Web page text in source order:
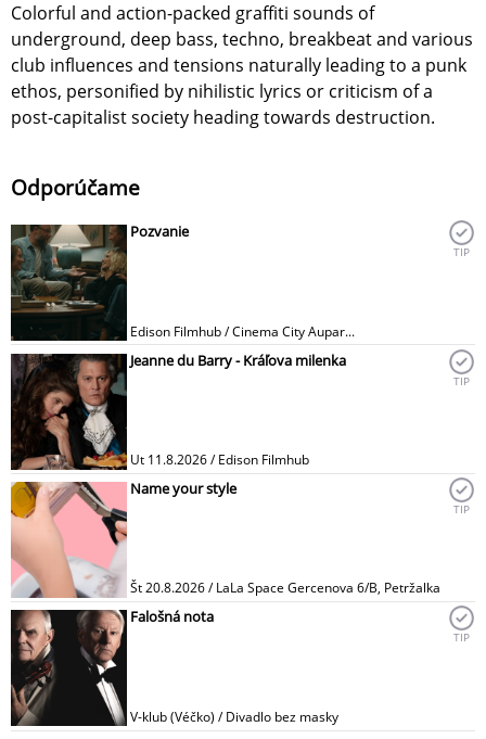
Colorful and action-packed graffiti sounds of
underground, deep bass, techno, breakbeat and various
club influences and tensions naturally leading to a punk
ethos, personified by nihilistic lyrics or criticism of a
post-capitalist society heading towards destruction.
Odporúčame
Pozvanie
Edison Filmhub / Cinema City Aupar...
TIP
Jeanne du Barry - Kráľova milenka
Ut 11.8.2026 / Edison Filmhub
TIP
Name your style
Št 20.8.2026 / LaLa Space Gercenova 6/B, Petržalka
TIP
Falošná nota
V-klub (Véčko) / Divadlo bez masky
TIP